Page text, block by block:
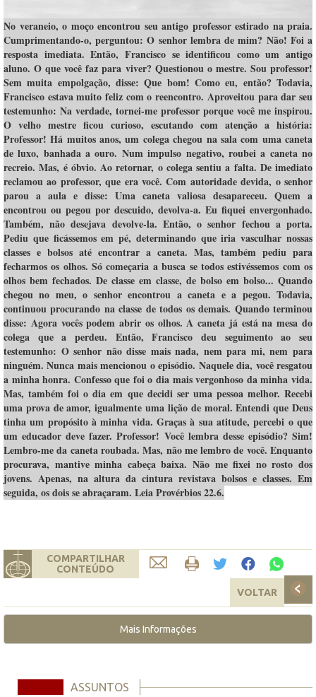
No veraneio, o moço encontrou seu antigo professor estirado na praia.
Cumprimentando-o, perguntou: O senhor lembra de mim? Não! Foi a
resposta imediata. Então, Francisco se identificou como um antigo
aluno. O que você faz para viver? Questionou o mestre. Sou professor!
Sem muita empolgação, disse: Que bom! Como eu, então? Todavia,
Francisco estava muito feliz com o reencontro. Aproveitou para dar seu
testemunho: Na verdade, tornei-me professor porque você me inspirou.
O velho mestre ficou curioso, escutando com atenção a história:
Professor! Há muitos anos, um colega chegou na sala com uma caneta
de luxo, banhada a ouro. Num impulso negativo, roubei a caneta no
recreio. Mas, é óbvio. Ao retornar, o colega sentiu a falta. De imediato
reclamou ao professor, que era você. Com autoridade devida, o senhor
parou a aula e disse: Uma caneta valiosa desapareceu. Quem a
encontrou ou pegou por descuido, devolva-a. Eu fiquei envergonhado.
Também, não desejava devolve-la. Então, o senhor fechou a porta.
Pediu que ficássemos em pé, determinando que iria vasculhar nossas
classes e bolsos até encontrar a caneta. Mas, também pediu para
fecharmos os olhos. Só começaria a busca se todos estivéssemos com os
olhos bem fechados. De classe em classe, de bolso em bolso... Quando
chegou no meu, o senhor encontrou a caneta e a pegou. Todavia,
continuou procurando na classe de todos os demais. Quando terminou
disse: Agora vocês podem abrir os olhos. A caneta já está na mesa do
colega que a perdeu. Então, Francisco deu seguimento ao seu
testemunho: O senhor não disse mais nada, nem para mi, nem para
ninguém. Nunca mais mencionou o episódio. Naquele dia, você resgatou
a minha honra. Confesso que foi o dia mais vergonhoso da minha vida.
Mas, também foi o dia em que decidi ser uma pessoa melhor. Recebi
uma prova de amor, igualmente uma lição de moral. Entendi que Deus
tinha um propósito à minha vida. Graças à sua atitude, percebi o que
um educador deve fazer. Professor! Você lembra desse episódio? Sim!
Lembro-me da caneta roubada. Mas, não me lembro de você. Enquanto
procurava, mantive minha cabeça baixa. Não me fixei no rosto dos
jovens. Apenas, na altura da cintura revistava bolsos e classes. Em
seguida, os dois se abraçaram. Leia Provérbios 22.6.
COMPARTILHAR
CONTEÚDO
VOLTAR
Mais Informações
ASSUNTOS